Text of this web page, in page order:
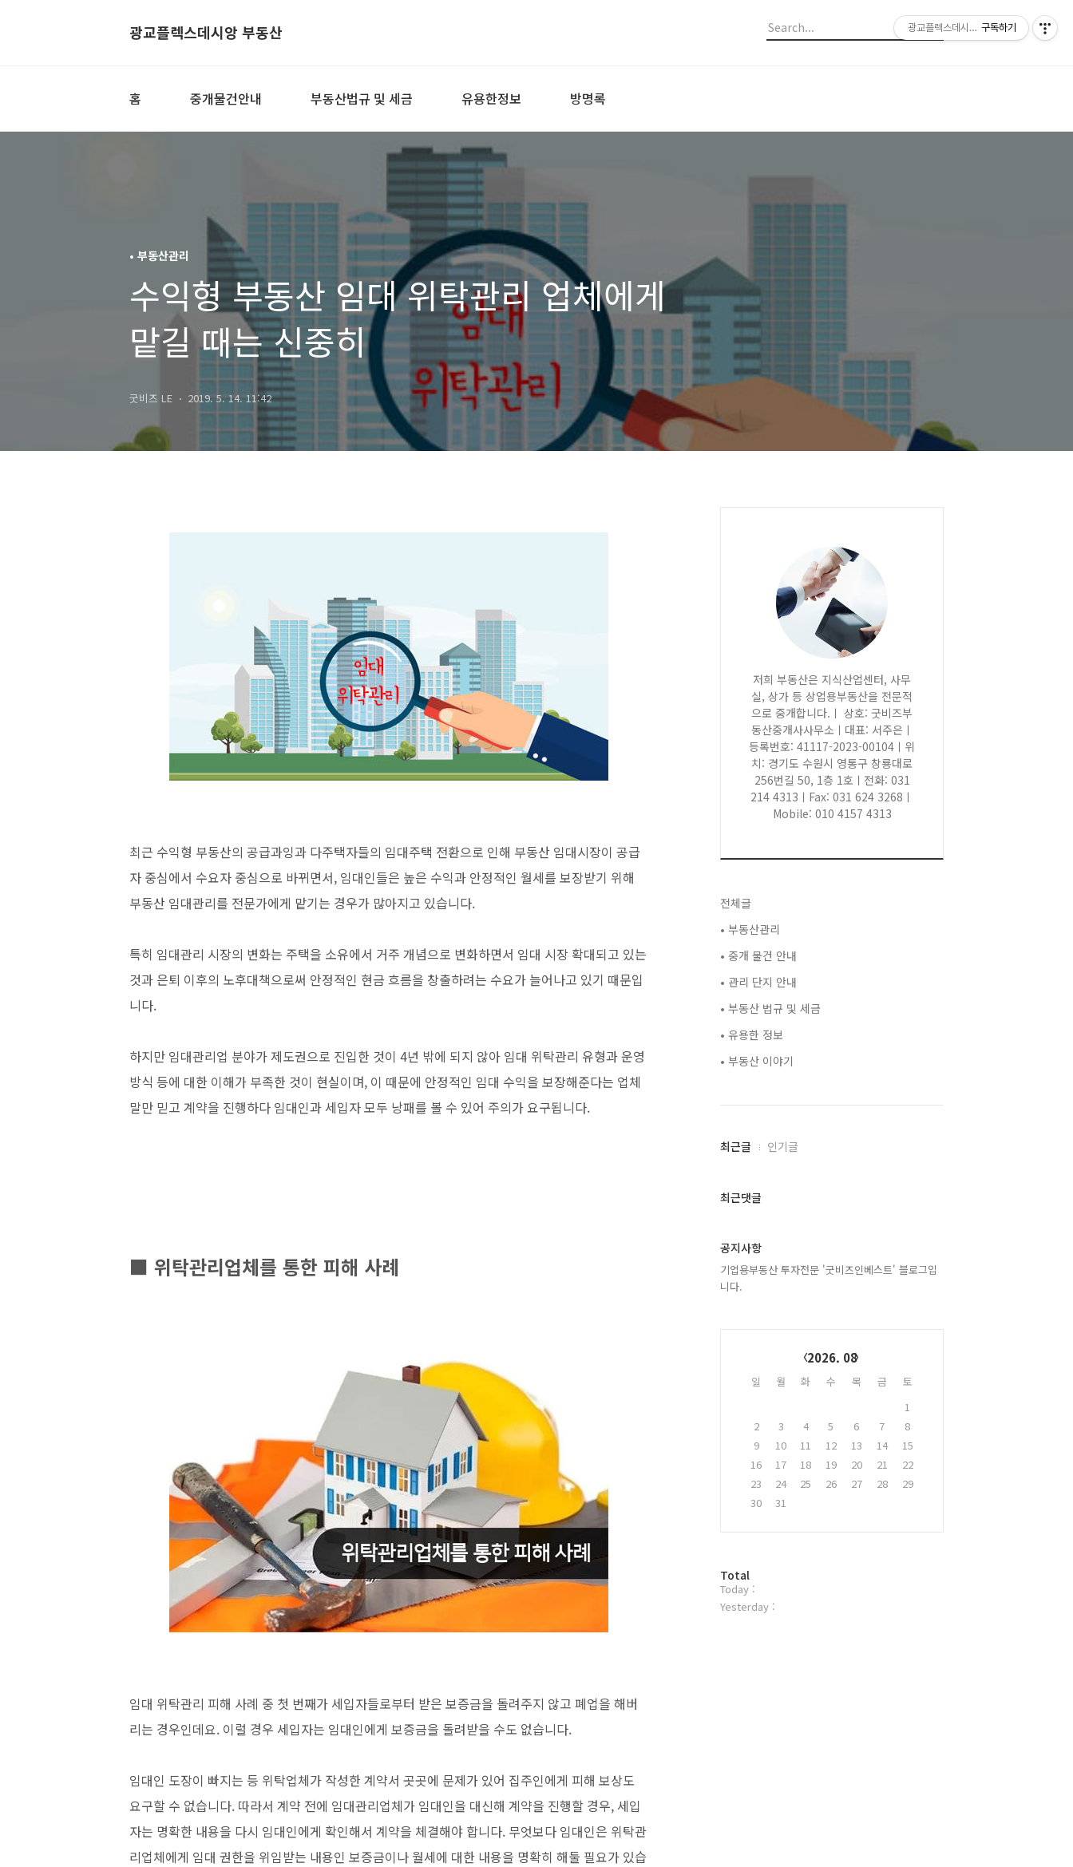
광교플렉스데시앙 부동산
홈 중개물건안내 부동산법규 및 세금 유용한정보 방명록
• 부동산관리
수익형 부동산 임대 위탁관리 업체에게
맡길 때는 신중히
굿비즈 LE 2019. 5. 14. 11:42
최근 수익형 부동산의 공급과잉과 다주택자들의 임대주택 전환으로 인해 부동산 임대시장이 공급
자 중심에서 수요자 중심으로 바뀌면서, 임대인들은 높은 수익과 안정적인 월세를 보장받기 위해
부동산 임대관리를 전문가에게 맡기는 경우가 많아지고 있습니다.
특히 임대관리 시장의 변화는 주택을 소유에서 거주 개념으로 변화하면서 임대 시장 확대되고 있는
것과 은퇴 이후의 노후대책으로써 안정적인 현금 흐름을 창출하려는 수요가 늘어나고 있기 때문입
니다.
하지만 임대관리업 분야가 제도권으로 진입한 것이 4년 밖에 되지 않아 임대 위탁관리 유형과 운영
방식 등에 대한 이해가 부족한 것이 현실이며, 이 때문에 안정적인 임대 수익을 보장해준다는 업체
말만 믿고 계약을 진행하다 임대인과 세입자 모두 낭패를 볼 수 있어 주의가 요구됩니다.
■ 위탁관리업체를 통한 피해 사례
임대 위탁관리 피해 사례 중 첫 번째가 세입자들로부터 받은 보증금을 돌려주지 않고 폐업을 해버
리는 경우인데요. 이럴 경우 세입자는 임대인에게 보증금을 돌려받을 수도 없습니다.
임대인 도장이 빠지는 등 위탁업체가 작성한 계약서 곳곳에 문제가 있어 집주인에게 피해 보상도
요구할 수 없습니다. 따라서 계약 전에 임대관리업체가 임대인을 대신해 계약을 진행할 경우, 세입
자는 명확한 내용을 다시 임대인에게 확인해서 계약을 체결해야 합니다. 무엇보다 임대인은 위탁관
리업체에게 임대 권한을 위임받는 내용인 보증금이나 월세에 대한 내용을 명확히 해둘 필요가 있습
저희 부동산은 지식산업센터, 사무
실, 상가 등 상업용부동산을 전문적
으로 중개합니다.ㅣ 상호: 굿비즈부
동산중개사사무소ㅣ대표: 서주은ㅣ
등록번호: 41117-2023-00104ㅣ위
치: 경기도 수원시 영통구 창룡대로
256번길 50, 1층 1호ㅣ전화: 031
214 4313ㅣFax: 031 624 3268ㅣ
Mobile: 010 4157 4313
전체글
• 부동산관리
• 중개 물건 안내
• 관리 단지 안내
• 부동산 법규 및 세금
• 유용한 정보
• 부동산 이야기
최
과
글
최근글 인기글
최근댓글
공지사항
기업용부동산 투자전문 '굿비즈인베스트' 블로그입
니다.
2026. 08
일 월 화 수 목 금
토
1
2
3 4 5 6 7
8
9
10 11 12 13 14
15
16
17 18 19 20 21
22
23
24 25 26 27 28
29
30
31
방
문
자
Total
Today :
Yesterday :
광교플렉스데시앙 부동산
구독하기